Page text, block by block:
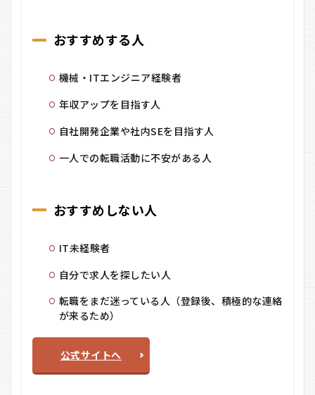
おすすめする人
機械・ITエンジニア経験者
年収アップを目指す人
自社開発企業や社内SEを目指す人
一人での転職活動に不安がある人
おすすめしない人
IT未経験者
自分で求人を探したい人
転職をまだ迷っている人（登録後、積極的な連絡
が来るため）
公式サイトへ